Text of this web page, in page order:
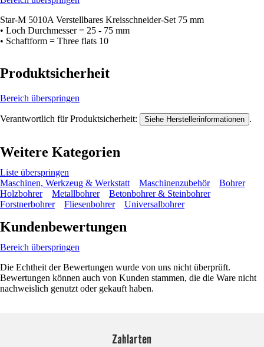
Star-M 5010A Verstellbares Kreisschneider-Set 75 mm
• Loch Durchmesser = 25 - 75 mm
• Schaftform = Three flats 10
Produktsicherheit
Bereich überspringen
Verantwortlich für Produktsicherheit: Siehe Herstellerinformationen .
Weitere Kategorien
Liste überspringen
Maschinen, Werkzeug & Werkstatt
Maschinenzubehör
Bohrer
Holzbohrer
Metallbohrer
Betonbohrer & Steinbohrer
Forstnerbohrer
Fliesenbohrer Universalbohrer
Kundenbewertungen
Bereich überspringen
Die Echtheit der Bewertungen wurde von uns nicht überprüft.
Bewertungen können auch von Kunden stammen, die die Ware nicht
nachweislich genutzt oder gekauft haben.
Zahlarten